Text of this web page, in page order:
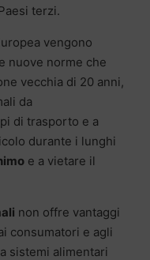
terzi.
vengono
nuove norme che
vecchia di 20 anni,
da
di trasporto e a
durante i lunghi
e a vietare il
non offre vantaggi
consumatori e agli
sistemi alimentari